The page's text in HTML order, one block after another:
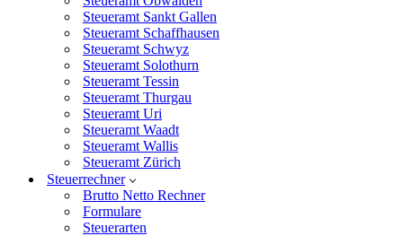
Steueramt Sankt Gallen
Steueramt Schaffhausen
Steueramt Schwyz
Steueramt Solothurn
Steueramt Tessin
Steueramt Thurgau
Steueramt Uri
Steueramt Waadt
Steueramt Wallis
Steueramt Zürich
Steuerrechner
Brutto Netto Rechner
Formulare
Steuerarten